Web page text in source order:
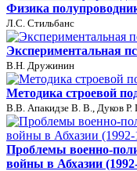
Физика
Л.С. Стильбанс
Экспериментальная
В.Н. Дружинин
Методика строевой
В.В. Апакидзе В. В., Дуков Р.
Проблемы военно-
войны в Абхазии